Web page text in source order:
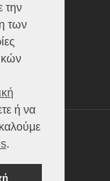
την
των
ή να
.